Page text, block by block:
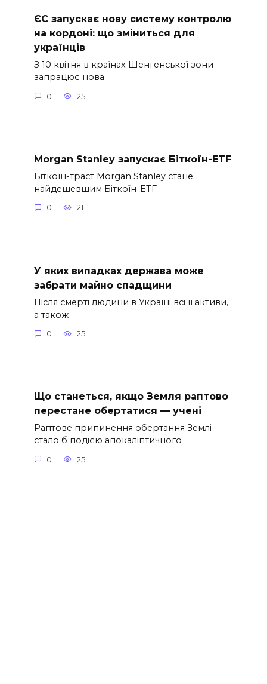
ЄС запускає нову систему контролю
на кордоні: що зміниться для
українців
З 10 квітня в країнах Шенгенської зони
запрацює нова
0 25
Morgan Stanley запускає Біткоїн-ETF
Біткоїн-траст Morgan Stanley стане
найдешевшим Біткоїн-ETF
0 21
У яких випадках держава може
забрати майно спадщини
Після смерті людини в Україні всі її активи,
а також
0 25
Що станеться, якщо Земля раптово
перестане обертатися — учені
Раптове припинення обертання Землі
стало б подією апокаліптичного
0 25